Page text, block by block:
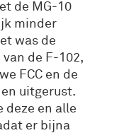
de MG-10
minder
was de
de F-102,
FCC en de
uitgerust.
deze en alle
er bijna